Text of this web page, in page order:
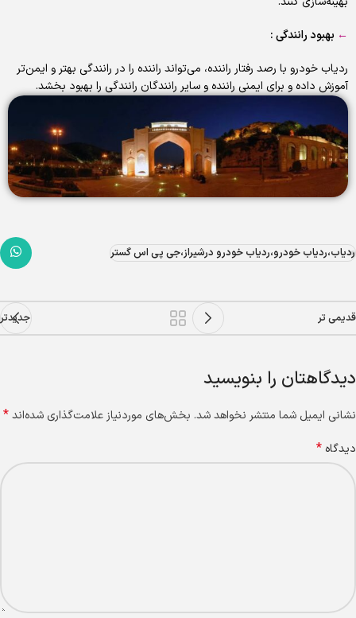
← بهبود رانندگی :
ردیاب خودرو با رصد رفتار راننده، می‌تواند راننده را در رانندگی بهتر و ایمن‌تر
آموزش داده و برای ایمنی راننده و سایر رانندگان رانندگی را بهبود بخشد.
ردیاب،ردیاب خودرو،ردیاب خودرو درشیراز،جی پی اس گستر
جدیدتر قدیمی تر
دیدگاهتان را بنویسید
نشانی ایمیل شما منتشر نخواهد شد. بخش‌های موردنیاز علامت‌گذاری شده‌اند*
دیدگاه *